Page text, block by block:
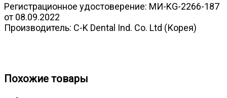
Регистрационное удостоверение: МИ-KG-2266-187
от 08.09.2022
Производитель: C-K Dental Ind. Co. Ltd (Корея)
Похожие товары